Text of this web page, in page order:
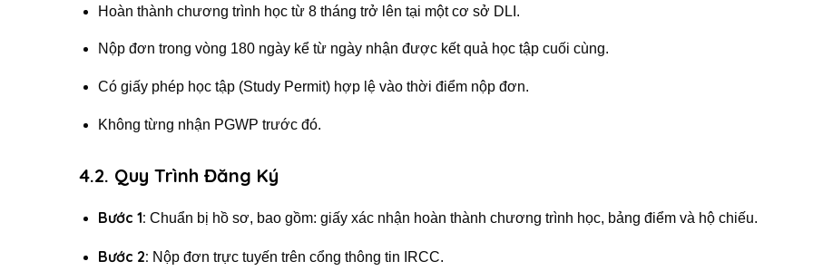
Hoàn thành chương trình học từ 8 tháng trở lên tại một cơ sở DLI.
Nộp đơn trong vòng 180 ngày kể từ ngày nhận được kết quả học tập cuối cùng.
Có giấy phép học tập (Study Permit) hợp lệ vào thời điểm nộp đơn.
Không từng nhận PGWP trước đó.
4.2. Quy Trình Đăng Ký
Bước 1: Chuẩn bị hồ sơ, bao gồm: giấy xác nhận hoàn thành chương trình học, bảng điểm và hộ chiếu.
Bước 2: Nộp đơn trực tuyến trên cổng thông tin IRCC.